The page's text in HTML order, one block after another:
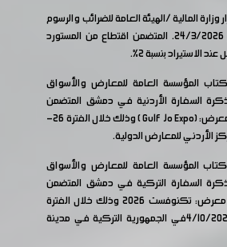
رقم /52/: قرار وزارة المالية /الهيئة العامة للضرائب والرسوم
رقم 422/ ق.و تاريخ 24/3/2026. المتضمن اقتطاع من المستورد
الاستيراد بنسبة 2%.
رقم /53/: كتاب المؤسسة العامة للمعارض والأسواق
السفارة الأردنية في دمشق المتضمن
دعوة للمشاركة في معرض: (Gulf Jo Expo ) وذلك خلال الفترة 26-
رقم /54/: كتاب المؤسسة العامة للمعارض والأسواق
السفارة التركية في دمشق المتضمن
دعوة للمشاركة في معرض: تكنوفست 2026 وذلك خلال الفترة
30/9/2026 لغاية 4/10/2026في الجمهورية التركية في مدينة